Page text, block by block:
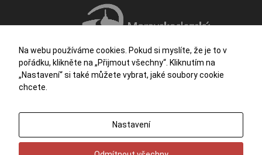
zřizovanou Moravskoslezským krajem.
Na webu používáme cookies. Pokud si myslíte, že je to v
pořádku, klikněte na „Přijmout všechny“. Kliknutím na
„Nastavení“ si také můžete vybrat, jaké soubory cookie
chcete.
Nastavení
Potřebujete poradit?Zeptejte se našeho